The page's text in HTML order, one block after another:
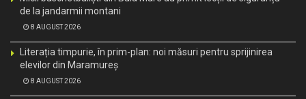
de la jandarmii montani
8 AUGUST 2026
Literația timpurie, în prim-plan: noi măsuri pentru sprijinirea
elevilor din Maramureș
8 AUGUST 2026